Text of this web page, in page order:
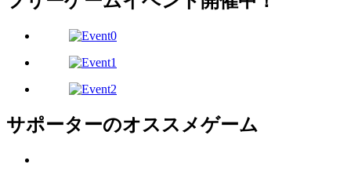
サポーターのオススメゲーム